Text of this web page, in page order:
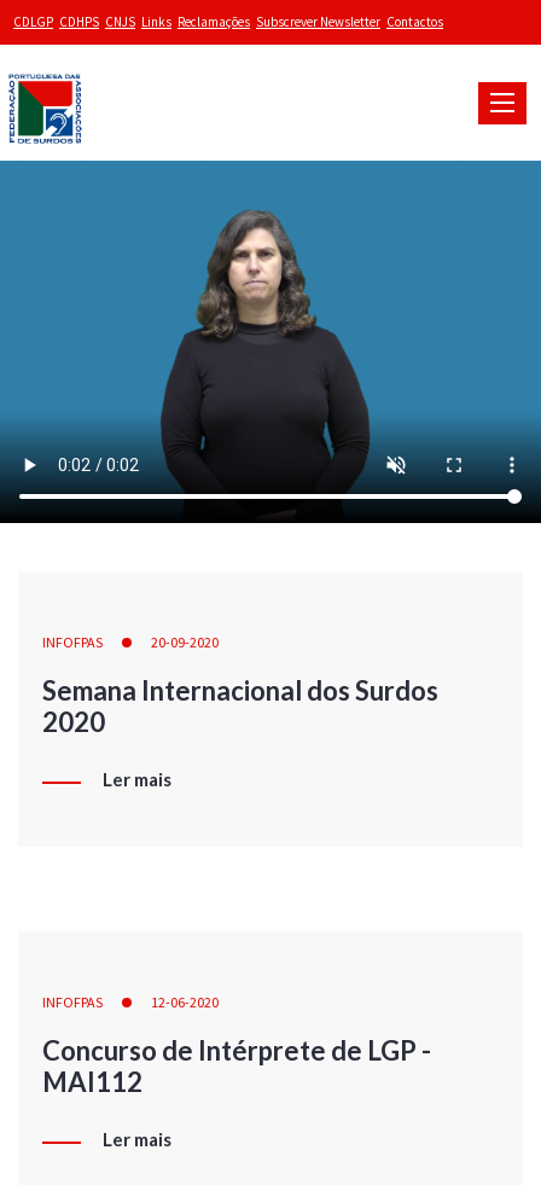
CDLGP CDHPS CNJS Links Reclamações Subscrever Newsletter Contactos
Toggle
INFOFPAS 20-09-2020
Semana Internacional dos Surdos
2020
Ler mais
INFOFPAS 12-06-2020
Concurso de Intérprete de LGP -
MAI112
Ler mais